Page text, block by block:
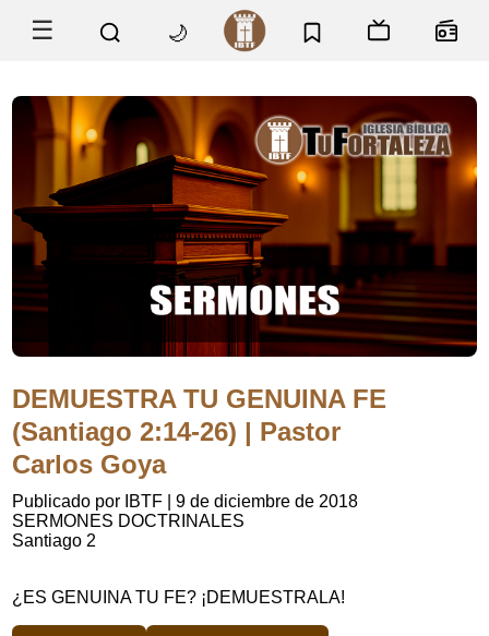
☰ 🌙
DEMUESTRA TU GENUINA FE
(Santiago 2:14-26) | Pastor
Carlos Goya
Publicado por IBTF
9 de diciembre de 2018
SERMONES DOCTRINALES
Santiago 2
¿ES GENUINA TU FE? ¡DEMUESTRALA!